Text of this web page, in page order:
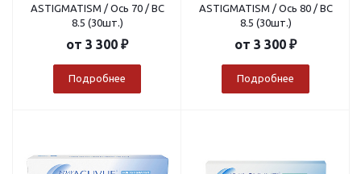
ASTIGMATISM / Ось 70 / BC
8.5 (30шт.)
от 3 300 ₽
Подробнее
ASTIGMATISM / Ось 80 / BC
8.5 (30шт.)
от 3 300 ₽
Подробнее